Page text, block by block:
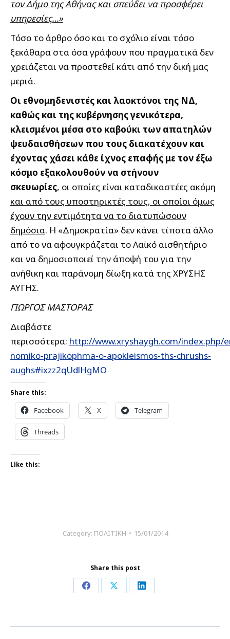
τον Δήμο της Αθήνας και σπεύδει να προσφέρει
υπηρεσίες…»
Τόσο το άρθρο όσο και το σχόλιο είναι τόσο
ξεκάθαρα στα όσα γράφουν που πραγματικά δεν
χρειάζεται να προστεθεί κάτι από την δική μας
μεριά.
Οι εθνομηδενιστές και λαοκτόνοι της ΝΔ,
καθώς και της κυβέρνησης γενικότερα,
κλεισμένοι μέσα στο καβούκι των απατηλών
ψευδαισθήσεων που τους διακατέχουν και
έχοντας χάσει κάθε ίχνος επαφής με τον έξω
κόσμο εξακολουθούν να στήνουν
σκευωρίες, οι οποίες είναι καταδικαστέες ακόμη
και από τους υποστηρικτές τους, οι οποίοι όμως
έχουν την εντιμότητα να το διατυπώσουν
δημόσια. Η «Δημοκρατία» δεν κάνει τίποτα άλλο
από το να αφουγκράζεται το Λαϊκό αισθητήριο
και να δημοσιοποιεί την άποψή του για την
ανήθικη και παράνομη δίωξη κατά της ΧΡΥΣΗΣ
ΑΥΓΗΣ.
ΓΙΩΡΓΟΣ ΜΑΣΤΟΡΑΣ
Διαβάστε
περισσότερα: http://www.xryshaygh.com/
nomiko-prajikophma-o-apokleismos-ths-chrushs-
aughs#ixzz2qUdlHgMO
Share this:
Facebook X Telegram
Threads
Like this:
Category: ΠΟΛΙΤΙΚΗ 15/01/2014
Share this post
Share
Facebook
Share
X
Share
LinkedIn